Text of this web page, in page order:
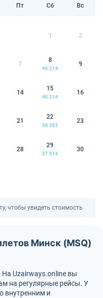
Пт Сб Вс
1 2
7
8
40 214
9
14
15
40 214
16
21
22
38 383
23
28
29
37 514
30
чтобы увидеть стоимость
Минск (MSQ)
Uzairways.online вы
на регулярные рейсы. У
внутренним и